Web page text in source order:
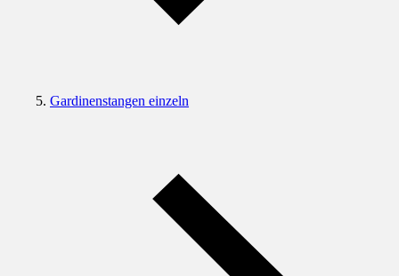
Gardinenstangen einzeln